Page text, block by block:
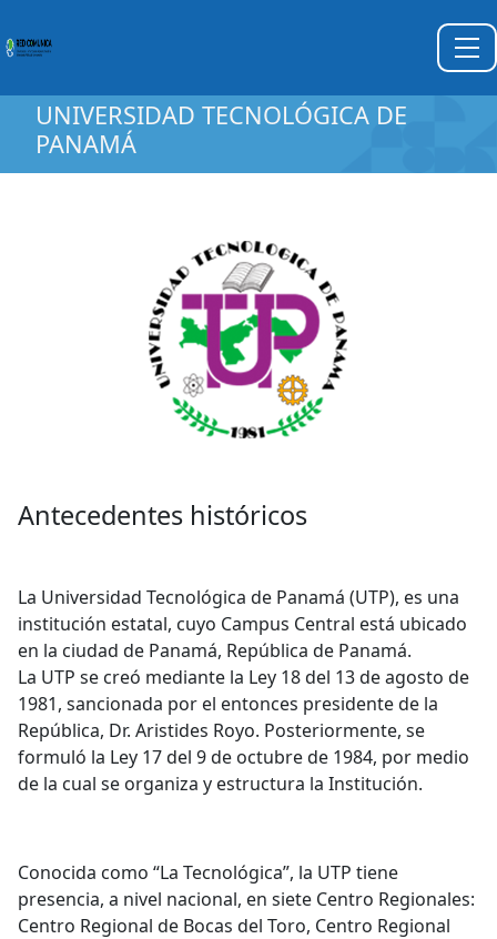
UNIVERSIDAD TECNOLÓGICA DE
PANAMÁ
Antecedentes históricos
La Universidad Tecnológica de Panamá (UTP), es una
institución estatal, cuyo Campus Central está ubicado
en la ciudad de Panamá, República de Panamá.
La UTP se creó mediante la Ley 18 del 13 de agosto de
1981, sancionada por el entonces presidente de la
República, Dr. Aristides Royo. Posteriormente, se
formuló la Ley 17 del 9 de octubre de 1984, por medio
de la cual se organiza y estructura la Institución.
Conocida como “La Tecnológica”, la UTP tiene
presencia, a nivel nacional, en siete Centro Regionales:
Centro Regional de Bocas del Toro, Centro Regional